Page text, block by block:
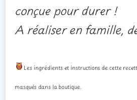
conçue pour durer !
A réaliser en famille,
Les ingrédients et instructions de cette
masqués dans la boutique.